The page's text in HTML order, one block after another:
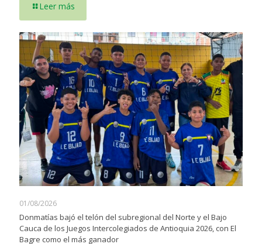
Leer más
01/08/2026
Donmatías bajó el telón del subregional del Norte y el Bajo
Cauca de los Juegos Intercolegiados de Antioquia 2026, con El
Bagre como el más ganador